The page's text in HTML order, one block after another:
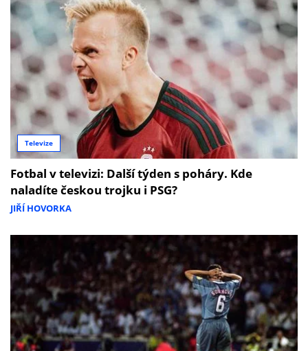
Televize
Fotbal v televizi: Další týden s poháry. Kde
naladíte českou trojku i PSG?
JIŘÍ HOVORKA